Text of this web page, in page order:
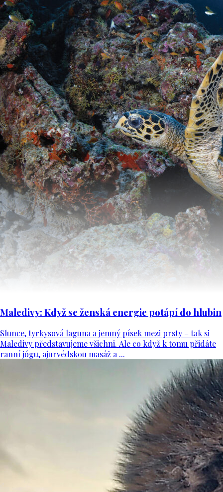
Maledivy: Když se ženská energie potápí do hlubin
Slunce, tyrkysová laguna a jemný písek mezi prsty – tak si
Maledivy představujeme všichni. Ale co když k tomu přidáte
ranní jógu, ajurvédskou masáž a ...